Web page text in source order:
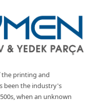
printing and
been the industry's
when an unknown